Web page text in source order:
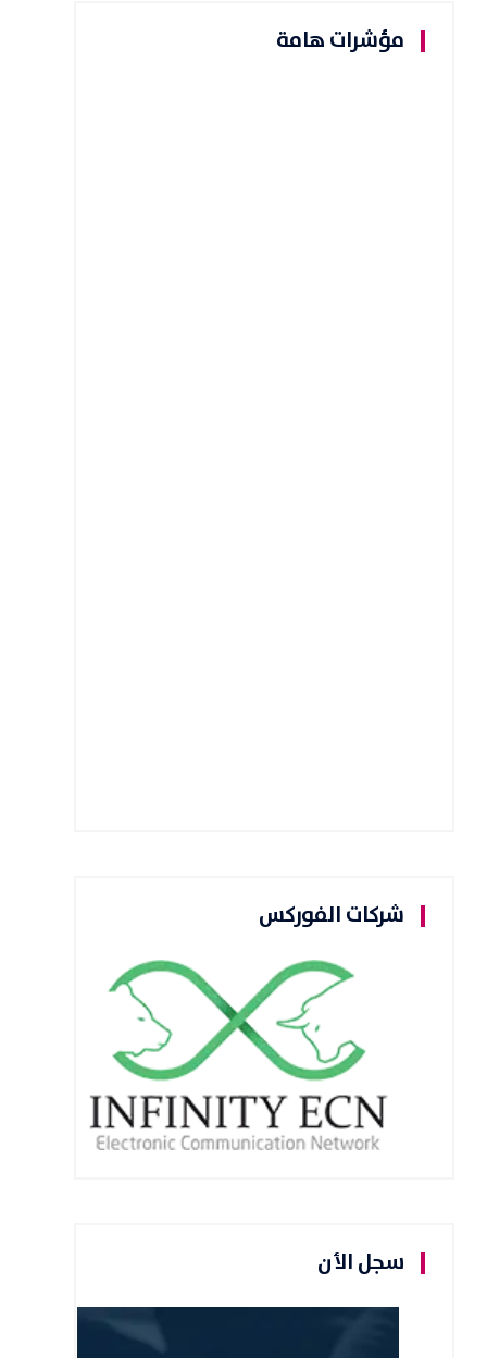
مؤشرات هامة
شركات الفوركس
سجل الأن